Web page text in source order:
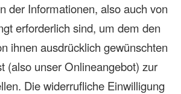
der Informationen, also auch von
erforderlich sind, um dem den
ihnen ausdrücklich gewünschten
(also unser Onlineangebot) zur
Die widerrufliche Einwilligung